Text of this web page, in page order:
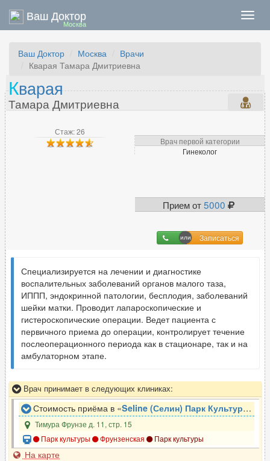
Ваш Доктор
Москва
Ваш Доктор Москва
Врачи
Кварая Тамара Дмитриевна
Стаж: 26
Врач первой категории
Гинеколог
Прием от5000
Записаться
Кварая
Тамара Дмитриевна
Специализируется на лечении и диагностике
воспалительных заболеваний органов малого таза,
ИППП, эндокринной патологии, бесплодия, заболеваний
шейки матки. Проводит лапароскопические и
гистероскопические операции. Ведет пациента с
первичного приема до операции, контролирует течение
послеоперационного периода как в стационаре, так и на
амбулаторном этапе.
Врач принимает в следующих клиниках:
Стоимость приёма в «Seline (Селин) Парк Культуры »
Тимура Фрунзе д. 11, стр. 15
Парк культуры
Фрунзенская Парк культуры
На карте